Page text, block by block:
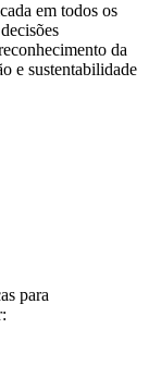
em todos os
da
e sustentabilidade
para